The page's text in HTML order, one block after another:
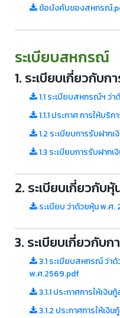
ข้อบังคับของสหกรณ์
ระเบียบสหกรณ์
1. ระเบียบเกี่ยวกับก
1.1 ระเบียบสหกรณ์ฯ ว่
1.1.1 ประกาศ การให้บริ
1.2 ระเบียบการรับฝา
1.3 ระเบียบการรับฝา
2. ระเบียบเกี่ยวกับหุ้
ระเบียบ ว่าด้วยหุ้น พ.ศ
3. ระเบียบเกี่ยวกับก
3.1 ระเบียบสหกรณ์ ว่า
พ.ศ.2569.pdf
3.1.1 ประกาศการให้เงิ
3.1.2 ประกาศการให้เ